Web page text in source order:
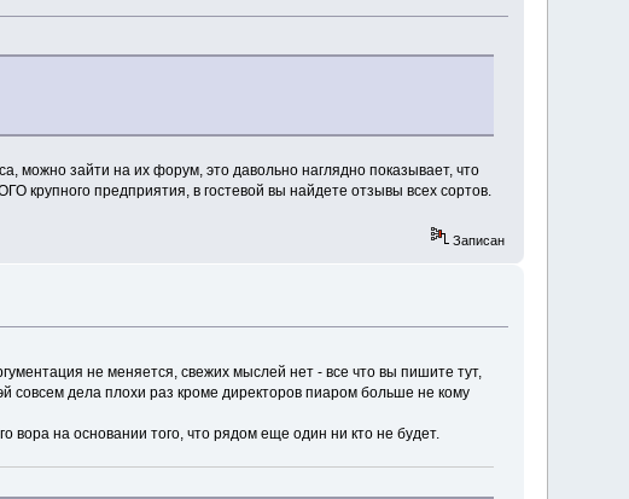
можно зайти на их форум, это давольно наглядно показывает, что
крупного предприятия, в гостевой вы найдете отзывы всех сортов.
Записан
не меняется, свежих мыслей нет - все что вы пишите тут,
совсем дела плохи раз кроме директоров пиаром больше не кому
вора на основании того, что рядом еще один ни кто не будет.